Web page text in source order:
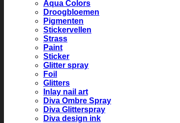
Aqua Colors
Droogbloemen
Pigmenten
Stickervellen
Strass
Paint
Sticker
Glitter spray
Foil
Glitters
Inlay nail art
Diva Ombre Spray
Diva Glitterspray
Diva design ink